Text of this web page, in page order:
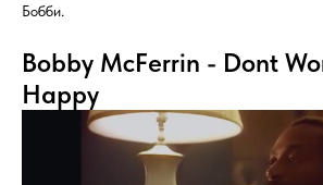
Бобби.
Bobby McFerrin - Dont
Happy